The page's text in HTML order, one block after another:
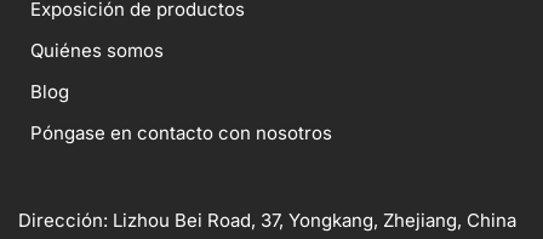
Exposición de productos
Quiénes somos
Blog
Póngase en contacto con nosotros
Dirección: Lizhou Bei Road, 37, Yongkang, Zhejiang, China